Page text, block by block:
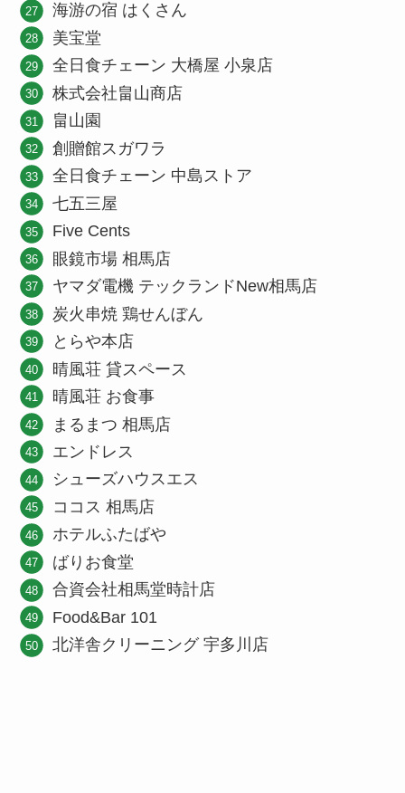
海游の宿 はくさん
美宝堂
全日食チェーン 大橋屋 小泉店
株式会社畠山商店
畠山園
創贈館スガワラ
全日食チェーン 中島ストア
七五三屋
Five Cents
眼鏡市場 相馬店
ヤマダ電機 テックランドNew相馬店
炭火串焼 鶏せんぼん
とらや本店
晴風荘 貸スペース
晴風荘 お食事
まるまつ 相馬店
エンドレス
シューズハウスエス
ココス 相馬店
ホテルふたばや
ばりお食堂
合資会社相馬堂時計店
Food&Bar 101
北洋舎クリーニング 宇多川店